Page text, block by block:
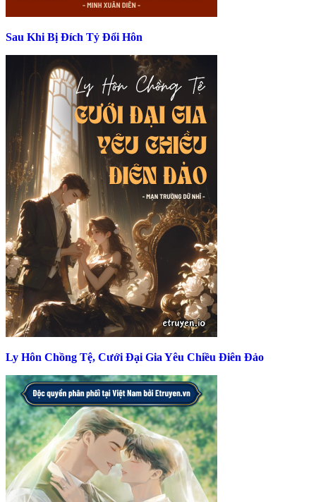
Sau Khi Bị Đích Tỷ Đổi Hôn
Ly Hôn Chồng Tệ, Cưới Đại Gia Yêu Chiều Điên Đảo